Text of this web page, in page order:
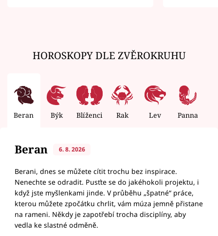
HOROSKOPY DLE ZVĚROKRUHU
Beran Býk Blíženci Rak Lev Panna
Beran 6. 8. 2026
Berani, dnes se můžete cítit trochu bez inspirace.
Nenechte se odradit. Pusťte se do jakéhokoli projektu, i
když jste myšlenkami jinde. V průběhu „špatné“ práce,
kterou můžete zpočátku chrlit, vám múza jemně přistane
na rameni. Někdy je zapotřebí trocha disciplíny, aby
vedla ke slastné odměně.